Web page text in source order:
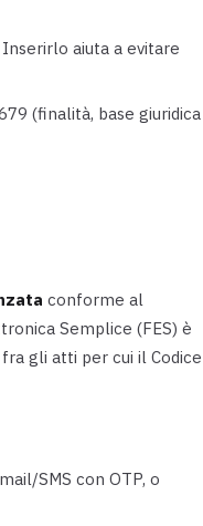
aiuta a evitare
(finalità, base giuridica
conforme al
Semplice (FES) è
gli atti per cui il Codice
SMS con OTP, o